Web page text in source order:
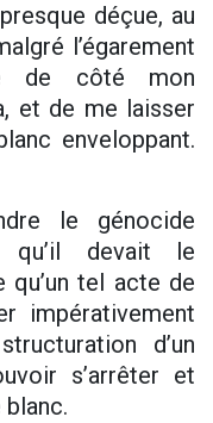
déçue, au
l’égarement
de côté mon
et de me laisser
enveloppant.
le génocide
qu’il devait le
qu’un tel acte de
impérativement
d’un
s’arrêter et
blanc.